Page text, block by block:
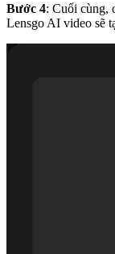
Bước 4: Cuối cùng,
Lensgo AI video sẽ